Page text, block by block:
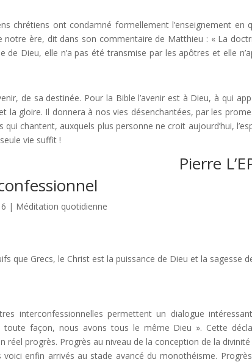
chrétiens ont condamné formellement l’enseignement en
notre ère, dit dans son commentaire de Matthieu : « La
de Dieu, elle n’a pas été transmise par les apôtres et elle
de sa destinée. Pour la Bible l’avenir est à Dieu, à qui
la gloire. Il donnera à nos vies désenchantées, par les
chantent, auxquels plus personne ne croit aujourd’hui,
vie suffit !
Pierre
| Méditation quotidienne
que Grecs, le Christ est la puissance de Dieu et la sagesse
interconfessionnelles permettent un dialogue
toute façon, nous avons tous le même Dieu ». Cette
réel progrès. Progrès au niveau de la conception de la
voici enfin arrivés au stade avancé du monothéisme.